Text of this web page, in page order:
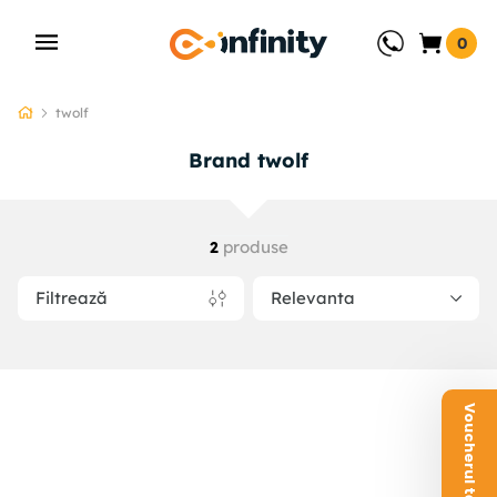
0
twolf
Brand twolf
2 produse
Filtrează Relevanta